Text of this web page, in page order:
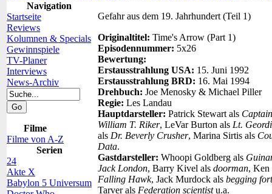
Navigation
Startseite
Reviews
Kolumnen & Specials
Gewinnspiele
TV-Planer
Interviews
News-Archiv
Filme
Filme von A-Z
Serien
24
Akte X
Babylon 5 Universum
Gefahr aus dem 19. Jahrhundert (Teil 1)
Originaltitel: Time's Arrow (Part 1)
Episodennummer: 5x26
Bewertung:
Erstausstrahlung USA: 15. Juni 1992
Erstausstrahlung BRD: 16. Mai 1994
Drehbuch: Joe Menosky & Michael Piller
Regie: Les Landau
Hauptdarsteller: Patrick Stewart als
William T. Riker, LeVar Burton als Lt.
als Dr. Beverly Crusher, Marina Sirtis als
Data.
Gastdarsteller: Whoopi Goldberg als
Jack London, Barry Kivel als doorman,
Falling Hawk, Jack Murdock als begging
Tarver als Federation scientistu.a.